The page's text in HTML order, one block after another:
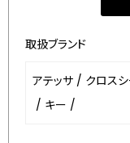
取扱ブランド
アテッサ / クロス
/ キー /